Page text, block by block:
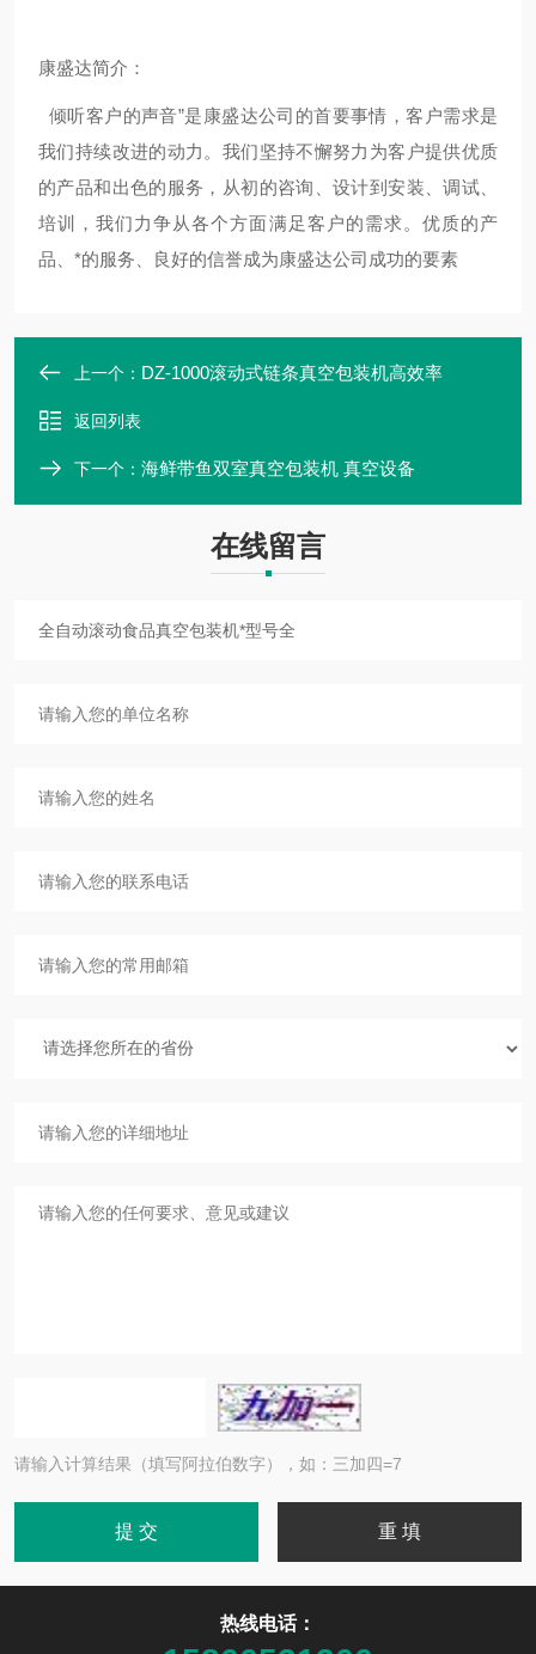
康盛达简介：
倾听客户的声音”是康盛达公司的首要事情，客户需求是
我们持续改进的动力。我们坚持不懈努力为客户提供优质
的产品和出色的服务，从初的咨询、设计到安装、调试、
培训，我们力争从各个方面满足客户的需求。 优质的产
品、*的服务、良好的信誉成为康盛达公司成功的要素
上一个： DZ-1000滚动式链条真空包装机高效率
返回列表
下一个： 海鲜带鱼双室真空包装机 真空设备
在线留言
请输入计算结果（填写阿拉伯数字），如：三加四=7
热线电话：